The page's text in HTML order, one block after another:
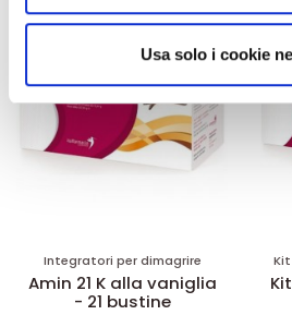
analizzare il nostro traffico.
informazioni sul modo in cui
nostri partner che si occupano di
pubblicità e social media, i quali
con altre informazioni che ha
raccolto dal suo utilizzo dei loro
Usa solo i cookie
Integratori per dimagrire
Amin 21 K alla vaniglia
- 21 bustine